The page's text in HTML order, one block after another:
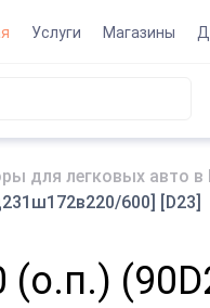
Услуги Магазины
для легковых авто
600] [D23]
(о.п.)